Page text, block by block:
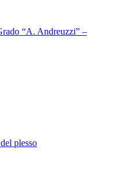
“A. Andreuzzi” –
plesso